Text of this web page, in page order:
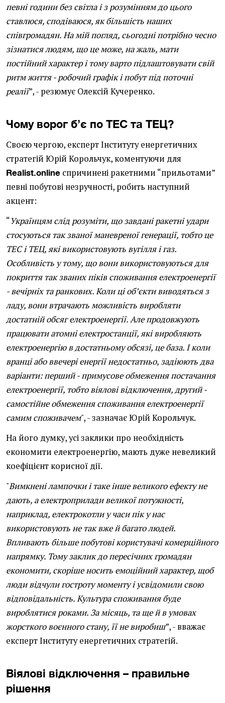
певні години без світла і з розумінням до цього
ставлюся, сподіваюся, як більшість наших
співгромадян. На мій погляд, сьогодні потрібно чесно
зізнатися людям, що це може, на жаль, мати
постійний характер і тому варто підлаштовувати свій
ритм життя - робочий графік і побут під поточні
реалії”, - резюмує Олексій Кучеренко.
Чому ворог б’є по ТЕС та ТЕЦ?
Своєю чергою, експерт Інституту енергетичних
стратегій Юрій Корольчук, коментуючи для
Realist.online спричинені ракетними “прильотами”
певні побутові незручності, робить наступний
акцент:
“Українцям слід розуміти, що завдані ракетні удари
стосуються так званої маневреної генерації, тобто це
ТЕС і ТЕЦ, які використовують вугілля і газ.
Особливість у тому, що вони використовуються для
покриття так званих піків споживання електроенергії
- вечірніх та ранкових. Коли ці об’єкти виводяться з
ладу, вони втрачають можливість виробляти
достатній обсяг електроенергії. Але продовжують
працювати атомні електростанції, які виробляють
електроенергію в достатньому обсязі, це база. І коли
вранці або ввечері енергії недостатньо, задіюють два
варіанти: перший - примусове обмеження постачання
електроенергії, тобто віялові відключення, другий -
самостійне обмеження споживання електроенергії
самим споживачем", - зазначає Юрій Корольчук.
На його думку, усі заклики про необхідність
економити електроенергію, мають дуже невеликий
коефіцієнт корисної дії.
"Вимкнені лампочки і таке інше великого ефекту не
дають, а електроприлади великої потужності,
наприклад, електрокотли у часи пік у нас
використовують не так вже й багато людей.
Впливають більше побутові користувачі комерційного
напрямку. Тому заклик до пересічних громадян
економити, скоріше носить емоційний характер, щоб
люди відчули гостроту моменту і усвідомили свою
відповідальність. Культура споживання буде
вироблятися роками. За місяць, та ще й в умовах
жорсткого воєнного стану, її не виробиш”, - вважає
експерт Інституту енергетичних стратегій.
Віялові відключення – правильне
рішення